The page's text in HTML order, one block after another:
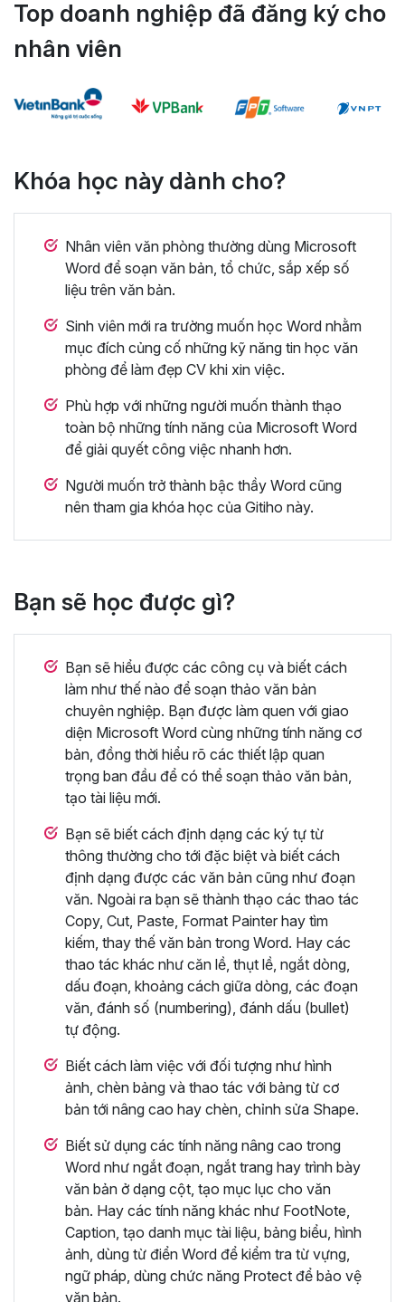
Top doanh nghiệp đã đăng ký cho
nhân viên
Khóa học này dành cho?
Nhân viên văn phòng thường dùng Microsoft
Word để soạn văn bản, tổ chức, sắp xếp số
liệu trên văn bản.
Sinh viên mới ra trường muốn học Word nhằm
mục đích củng cố những kỹ năng tin học văn
phòng để làm đẹp CV khi xin việc.
Phù hợp với những người muốn thành thạo
toàn bộ những tính năng của Microsoft Word
để giải quyết công việc nhanh hơn.
Người muốn trở thành bậc thầy Word cũng
nên tham gia khóa học của Gitiho này.
Bạn sẽ học được gì?
Bạn sẽ hiểu được các công cụ và biết cách
làm như thế nào để soạn thảo văn bản
chuyên nghiệp. Bạn được làm quen với giao
diện Microsoft Word cùng những tính năng cơ
bản, đồng thời hiểu rõ các thiết lập quan
trọng ban đầu để có thể soạn thảo văn bản,
tạo tài liệu mới.
Bạn sẽ biết cách định dạng các ký tự từ
thông thường cho tới đặc biệt và biết cách
định dạng được các văn bản cũng như đoạn
văn. Ngoài ra bạn sẽ thành thạo các thao tác
Copy, Cut, Paste, Format Painter hay tìm
kiếm, thay thế văn bản trong Word. Hay các
thao tác khác như căn lề, thụt lề, ngắt dòng,
dấu đoạn, khoảng cách giữa dòng, các đoạn
văn, đánh số (numbering), đánh dấu (bullet)
tự động.
Biết cách làm việc với đối tượng như hình
ảnh, chèn bảng và thao tác với bảng từ cơ
bản tới nâng cao hay chèn, chỉnh sửa Shape.
Biết sử dụng các tính năng nâng cao trong
Word như ngắt đoạn, ngắt trang hay trình bày
văn bản ở dạng cột, tạo mục lục cho văn
bản. Hay các tính năng khác như FootNote,
Caption, tạo danh mục tài liệu, bảng biểu, hình
ảnh, dùng từ điển Word để kiểm tra từ vựng,
ngữ pháp, dùng chức năng Protect để bảo vệ
văn bản.